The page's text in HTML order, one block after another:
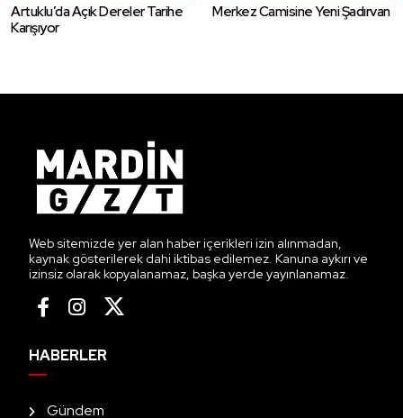
Artuklu’da Açık Dereler Tarihe
Karışıyor
Merkez Camisine Yeni Şadırvan
Web sitemizde yer alan haber içerikleri izin alınmadan,
kaynak gösterilerek dahi iktibas edilemez. Kanuna aykırı ve
izinsiz olarak kopyalanamaz, başka yerde yayınlanamaz.
HABERLER
Gündem